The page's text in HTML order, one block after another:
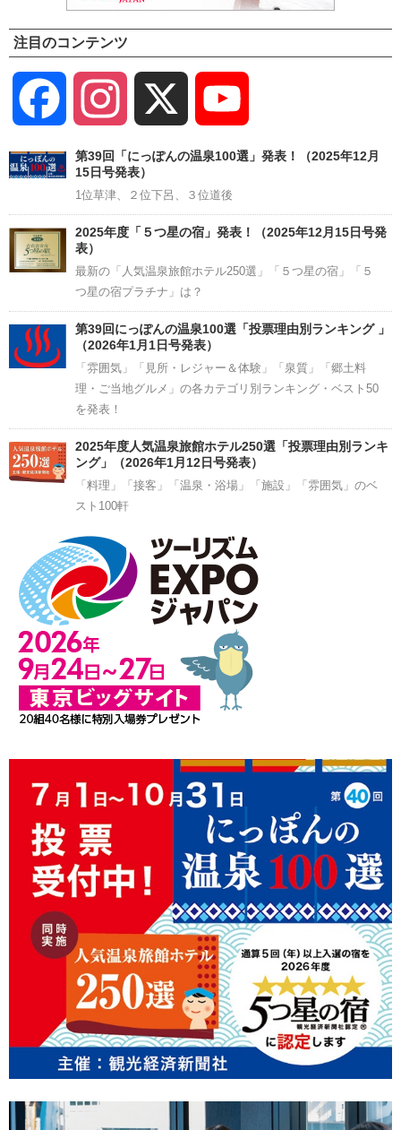
注目のコンテンツ
Facebook Instagram
Channel
第39回「にっぽんの温泉100選」発表！（2025年12月
15日号発表）
1位草津、２位下呂、３位道後
2025年度「５つ星の宿」発表！（2025年12月15日号発
表）
最新の「人気温泉旅館ホテル250選」「５つ星の宿」「５
つ星の宿プラチナ」は？
第39回にっぽんの温泉100選「投票理由別ランキング 」
（2026年1月1日号発表）
「雰囲気」「見所・レジャー＆体験」「泉質」「郷土料
理・ご当地グルメ」の各カテゴリ別ランキング・ベスト50
を発表！
2025年度人気温泉旅館ホテル250選「投票理由別ランキ
ング」（2026年1月12日号発表）
「料理」「接客」「温泉・浴場」「施設」「雰囲気」のベ
スト100軒